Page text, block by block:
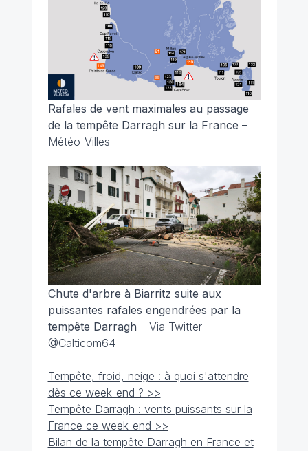
Rafales de vent maximales au passage
de la tempête Darragh sur la France –
Météo-Villes
Chute d'arbre à Biarritz suite aux
puissantes rafales engendrées par la
tempête Darragh – Via Twitter
@Calticom64
Tempête, froid, neige : à quoi s'attendre
dès ce week-end ? >>
Tempête Darragh : vents puissants sur la
France ce week-end >>
Bilan de la tempête Darragh en France et